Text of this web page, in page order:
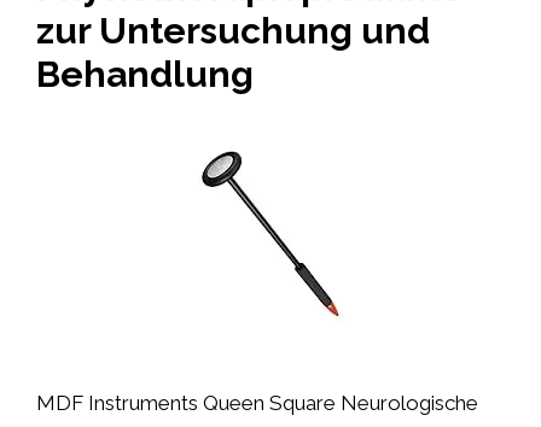
zur Untersuchung und
Behandlung
MDF Instruments Queen Square Neurologische